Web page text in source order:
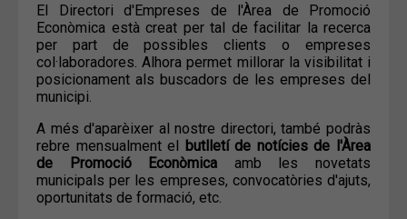
El Directori d'Empreses de l'Àrea de Promoció
Econòmica està creat per tal de facilitar la recerca
per part de possibles clients o empreses
col·laboradores. Alhora permet millorar la visibilitat i
posicionament als buscadors de les empreses del
municipi.
A més d'aparèixer al nostre directori, també podràs
rebre mensualment el butlletí de notícies de l'Àrea
de Promoció Econòmica amb les novetats
municipals per les empreses, convocatòries d'ajuts,
oportunitats de formació, etc.